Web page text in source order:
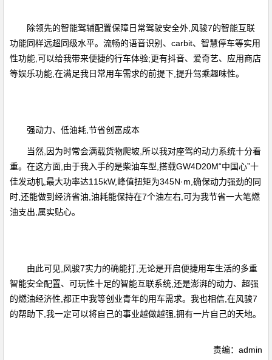
除领先的智能驾辅配置保障日常驾驶安全外,风骏7的智能互联
功能同样远超同级水平。流畅的语音识别、carbit、智慧停车等实用
性功能,可以给我带来便捷的行车体验;更有抖音、爱奇艺、应用商店
等娱乐功能,在满足我日常用车需求的前提下,提升驾乘趣味性。
强动力、低油耗,节省创富成本
当然,因为时常会满载货物爬坡,所以我对座驾的动力系统十分看
重。在这方面,由于我入手的是柴油车型,搭载GW4D20M“中国心”十
佳发动机,最大功率达115kW,峰值扭矩为345N·m,确保动力强劲的同
时,还能做到经济省油,油耗能保持在7个油左右,可为我节省一大笔燃
油支出,属实贴心。
由此可见,风骏7实力的确能打,无论是开启便捷用车生活的多重
智能安全配置、可玩性十足的智能互联系统,还是澎湃的动力、超强
的燃油经济性,都正中我等创业青年的用车需求。我也相信,在风骏7
的帮助下,我一定可以将自己的事业越做越强,拥有一片自己的天地。
责编：admin